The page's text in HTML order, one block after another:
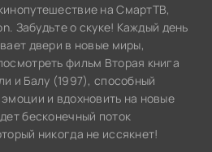
на СмартТВ,
Забудьте о скуке! Каждый день
двери в новые миры,
фильм Вторая книга
и Балу (1997), способный
и вдохновить на новые
бесконечный поток
никогда не иссякнет!